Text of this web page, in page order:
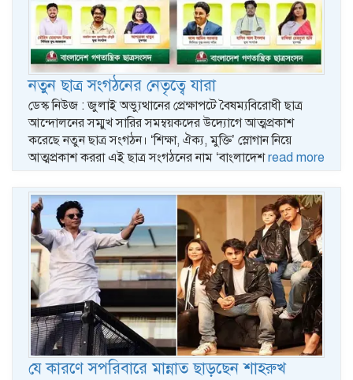
নতুন ছাত্র সংগঠনের নেতৃত্বে যারা
ডেস্ক নিউজ : জুলাই অভ্যুত্থানের প্রেক্ষাপটে বৈষম্যবিরোধী ছাত্র
আন্দোলনের সম্মুখ সারির সমম্বয়কদের উদ্যোগে আত্মপ্রকাশ
করেছে নতুন ছাত্র সংগঠন। ‘শিক্ষা, ঐক্য, মুক্তি’ স্লোগান নিয়ে
আত্মপ্রকাশ কররা এই ছাত্র সংগঠনের নাম ‘বাংলাদেশread more
যে কারণে সপরিবারে মান্নাত ছাড়ছেন শাহরুখ